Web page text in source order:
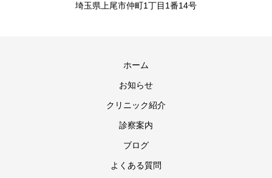
埼玉県上尾市仲町1丁目1番14号
ホーム
お知らせ
クリニック紹介
診察案内
ブログ
よくある質問